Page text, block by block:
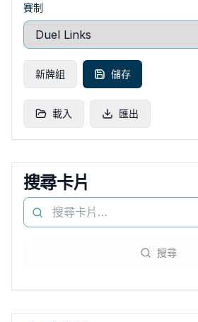
賽制
新牌組 儲存
載入 匯出
搜尋卡片
搜尋